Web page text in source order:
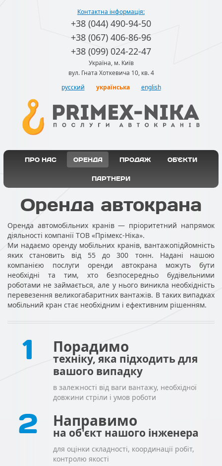
Контактна інформація:
+38 (044) 490-94-50
+38 (067) 406-86-96
+38 (099) 024-22-47
Україна, м. Київ
вул. Гната Хоткевича 10, кв. 4
русский
українська english
ПРО НАС ОРЕНДА ПРОДАЖ ОБ'ЄКТИ
ПАРТНЕРИ
Оренда автокрана
Оренда автомобільних кранів — пріоритетний напрямок
діяльності компанії ТОВ «Прімекс-Ніка».
Ми надаємо оренду мобільних кранів, вантажопідйомність
яких становить від 55 до 300 тонн. Надані нашою
компанією послуги оренди автокрана можуть бути
необхідні та тим, хто безпосередньо будівельними
роботами не займається, але у нього виникла необхідність
перевезення великогабаритних вантажів. В таких випадках
мобільний кран стає необхідним і ефективним рішенням.
1 Порадимо
техніку, яка підходить для
вашого випадку
в залежності від ваги вантажу, необхідної
довжини стріли і умов роботи
2 Направимо
на об'єкт нашого інженера
для оцінки складності, координації робіт,
контролю якості